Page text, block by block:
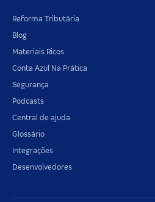
Reforma Tributária
Blog
Materiais Ricos
Conta Azul Na Prática
Segurança
Podcasts
Central de ajuda
Glossário
Integrações
Desenvolvedores